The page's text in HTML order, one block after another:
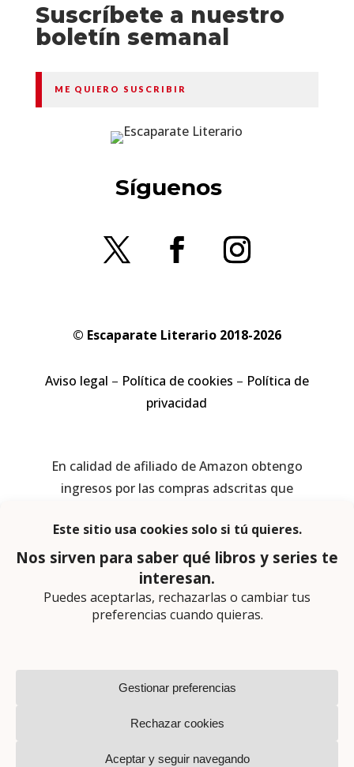
Suscríbete a nuestro
boletín semanal
ME QUIERO SUSCRIBIR
Síguenos
© Escaparate Literario 2018-2026
Aviso legal – Política de cookies – Política de
privacidad
En calidad de afiliado de Amazon obtengo
ingresos por las compras adscritas que
Página web diseñada por